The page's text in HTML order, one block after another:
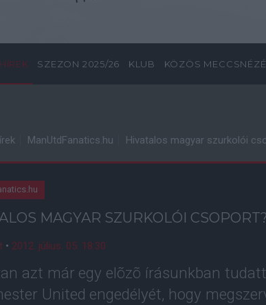
HÍREK SZEZON 2025/26 KLUB KÖZÖS
ManUtdFanatics.hu Hivatalos magyar szurkolói
MAGYAR SZURKOLÓI CSOPORT?
• 2012. július. 05. 18:30
azt már egy elõzõ írásunkban
United engedélyét, hogy